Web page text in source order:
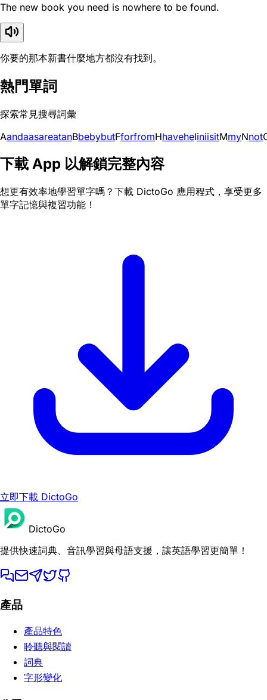
The new book you need is nowhere to be found.
你要的那本新書什麼地方都沒有找到。
熱門單詞
探索常見搜尋詞彙
AandaasareatanBbebybutFforfromHhaveheIiniisitMmyNnot
下載 App 以解鎖完整內容
想更有效率地學習單字嗎？下載 DictoGo 應用程式，享受更多
單字記憶與複習功能！
立即下載 DictoGo
DictoGo
提供快速詞典、音訊學習與母語支援，讓英語學習更簡單！
產品
產品特色
聆聽與閱讀
詞典
字形變化